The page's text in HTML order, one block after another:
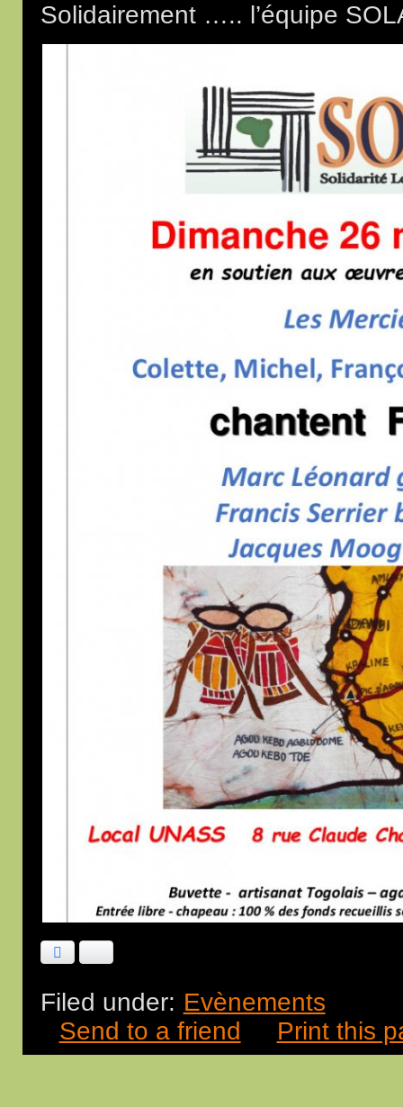
Solidairement ….. l’équipe
Filed under: Evènements
Send to a friend
Print this